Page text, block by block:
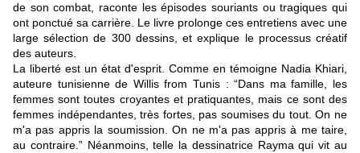
de son combat, raconte les épisodes souriants ou tragiques qui
ont ponctué sa carrière. Le livre prolonge ces entretiens avec une
large sélection de 300 dessins, et explique le processus créatif
des auteurs.
La liberté est un état d'esprit. Comme en témoigne Nadia Khiari,
auteure tunisienne de Willis from Tunis : “Dans ma famille, les
femmes sont toutes croyantes et pratiquantes , mais ce sont des
femmes indépendantes, très fortes, pas soumises du tout. On ne
m'a pas appris la soumission. On ne m'a pas appris à me taire,
au contraire.” Néanmoins, telle la dessinatrice Raymaquivit au